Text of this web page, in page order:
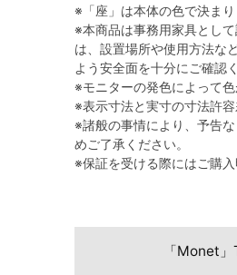
※「座」は本体の色で決まり
※本商品は事務用家具とし
は、設置場所や使用方法な
よう安全面を十分にご確認
※モニターの発色によって
※表示寸法と実寸の寸法許
※諸般の事情により、予告
めご了承ください。
※保証を受ける際にはご購
「Monet